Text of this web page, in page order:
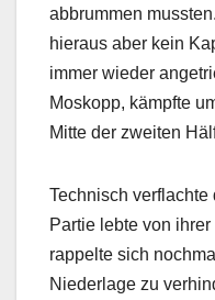
abbrummen
hieraus aber kein
immer wieder
Moskopp, kämpfte
Mitte der zweiten
Technisch
Partie lebte von
rappelte sich
Niederlage zu